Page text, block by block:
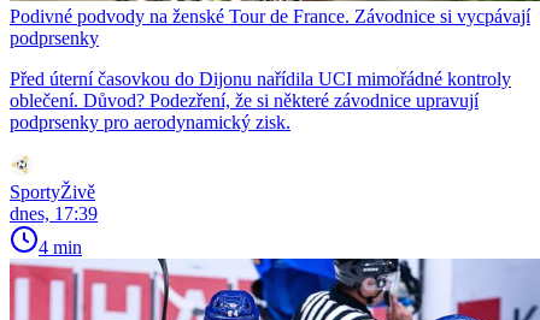
Podivné podvody na ženské Tour de France. Závodnice si vycpávají
podprsenky
Před úterní časovkou do Dijonu nařídila UCI mimořádné kontroly
oblečení. Důvod? Podezření, že si některé závodnice upravují
podprsenky pro aerodynamický zisk.
SportyŽivě
dnes, 17:39
4 min